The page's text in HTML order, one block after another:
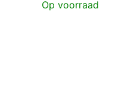
Op voorraad